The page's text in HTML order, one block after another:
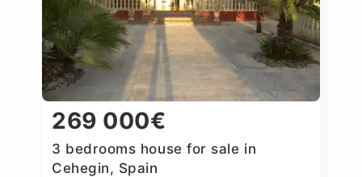
269 000€
3 bedrooms house for sale in
Cehegin, Spain